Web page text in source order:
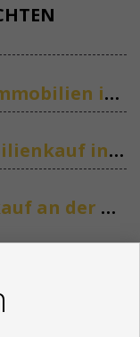
Ihr deutscher Makler für Immobilien in Marbella
Due Diligence beim Immobilienkauf in Spanien
Steuern beim Immobilienkauf an der Costa del Sol